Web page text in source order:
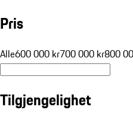
Pris
Alle600 000 kr700 000 kr800
Tilgjengelighet